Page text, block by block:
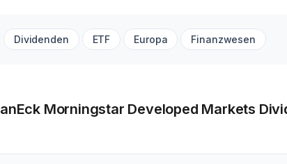
Dividenden ETF Europa Finanzwesen
Morningstar Developed Markets